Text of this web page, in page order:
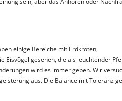
sein, aber das Anhören oder
einige Bereiche mit Erdkröten,
Eisvögel gesehen, die als leuchtender
wird es immer geben. Wir
aus. Die Balance mit Toleranz